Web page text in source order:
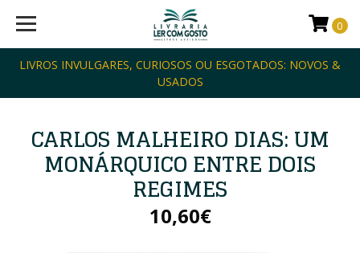
LIVROS INVULGARES, CURIOSOS OU ESGOTADOS: NOVOS &
USADOS
0
CARLOS MALHEIRO DIAS: UM
MONÁRQUICO ENTRE DOIS
REGIMES
10,60€